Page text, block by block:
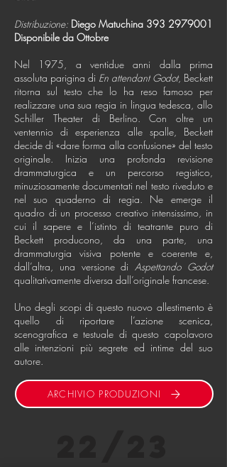
Distribuzione: Diego Matuchina 393 2979001
Disponibile da Ottobre
Nel 1975, a ventidue anni dalla prima
assoluta parigina di En attendant Godot, Beckett
ritorna sul testo che lo ha reso famoso per
realizzare una sua regia in lingua tedesca, allo
Schiller Theater di Berlino. Con oltre un
ventennio di esperienza alle spalle, Beckett
decide di «dare forma alla confusione» del testo
originale. Inizia una profonda revisione
drammaturgica e un percorso registico,
minuziosamente documentati nel testo riveduto e
nel suo quaderno di regia. Ne emerge il
quadro di un processo creativo intensissimo, in
cui il sapere e l’istinto di teatrante puro di
Beckett producono, da una parte, una
drammaturgia visiva potente e coerente e,
dall’altra, una versione diAspettando Godot
qualitativamente diversa dall’originale francese.
Uno degli scopi di questo nuovo allestimento è
quello di riportare l’azione scenica,
scenografica e testuale di questo capolavoro
alle intenzioni più segrete ed intime del suo
autore.
ARCHIVIO PRODUZIONI